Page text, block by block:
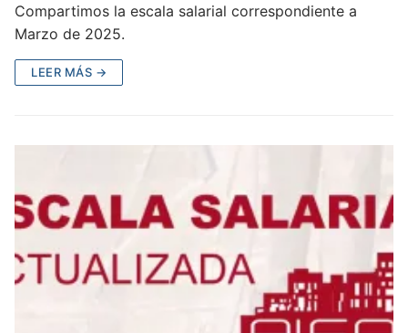
Compartimos la escala salarial correspondiente a
Marzo de 2025.
LEER MÁS →